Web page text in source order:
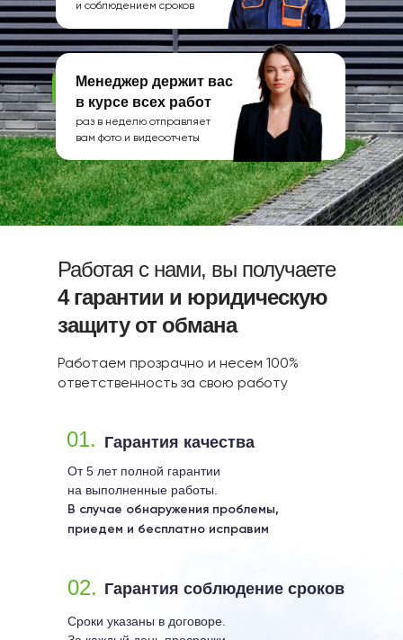
раз в неделю отправляет
вам фото и видеоотчеты
Менеджер держит вас
в курсе всех работ
и соблюдением сроков
Работая с нами, вы получаете
4 гарантии и юридическую
защиту от обмана
Работаем прозрачно и несем 100%
ответственность за свою работу
Гарантия качества
От 5 лет полной гарантии
на выполненные работы.
В случае обнаружения проблемы,
приедем и бесплатно исправим
Сроки указаны в договоре.
Гарантия соблюдение сроков
01.
02.